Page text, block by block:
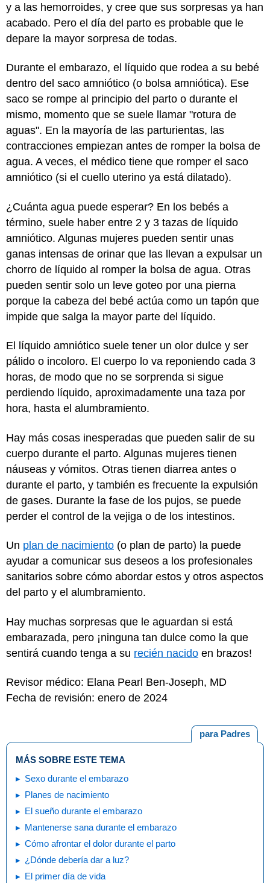
y a las hemorroides, y cree que sus sorpresas ya han
acabado. Pero el día del parto es probable que le
depare la mayor sorpresa de todas.
Durante el embarazo, el líquido que rodea a su bebé
dentro del saco amniótico (o bolsa amniótica). Ese
saco se rompe al principio del parto o durante el
mismo, momento que se suele llamar "rotura de
aguas". En la mayoría de las parturientas, las
contracciones empiezan antes de romper la bolsa de
agua. A veces, el médico tiene que romper el saco
amniótico (si el cuello uterino ya está dilatado).
¿Cuánta agua puede esperar? En los bebés a
término, suele haber entre 2 y 3 tazas de líquido
amniótico. Algunas mujeres pueden sentir unas
ganas intensas de orinar que las llevan a expulsar un
chorro de líquido al romper la bolsa de agua. Otras
pueden sentir solo un leve goteo por una pierna
porque la cabeza del bebé actúa como un tapón que
impide que salga la mayor parte del líquido.
El líquido amniótico suele tener un olor dulce y ser
pálido o incoloro. El cuerpo lo va reponiendo cada 3
horas, de modo que no se sorprenda si sigue
perdiendo líquido, aproximadamente una taza por
hora, hasta el alumbramiento.
Hay más cosas inesperadas que pueden salir de su
cuerpo durante el parto. Algunas mujeres tienen
náuseas y vómitos. Otras tienen diarrea antes o
durante el parto, y también es frecuente la expulsión
de gases. Durante la fase de los pujos, se puede
perder el control de la vejiga o de los intestinos.
Un plan de nacimiento (o plan de parto) la puede
ayudar a comunicar sus deseos a los profesionales
sanitarios sobre cómo abordar estos y otros aspectos
del parto y el alumbramiento.
Hay muchas sorpresas que le aguardan si está
embarazada, pero ¡ninguna tan dulce como la que
sentirá cuando tenga a su recién nacido en brazos!
Revisor médico: Elana Pearl Ben-Joseph, MD
Fecha de revisión: enero de 2024
para Padres
MÁS SOBRE ESTE TEMA
Sexo durante el embarazo
Planes de nacimiento
El sueño durante el embarazo
Mantenerse sana durante el embarazo
Cómo afrontar el dolor durante el parto
¿Dónde debería dar a luz?
El primer día de vida